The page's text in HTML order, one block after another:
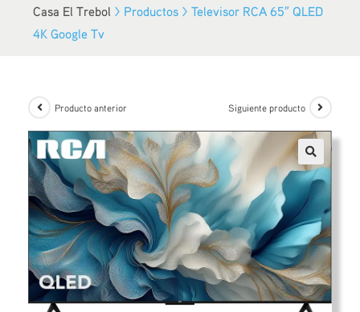
Casa El Trebol > Productos >Televisor RCA 65″ QLED
4K Google Tv
Producto anterior Siguiente producto